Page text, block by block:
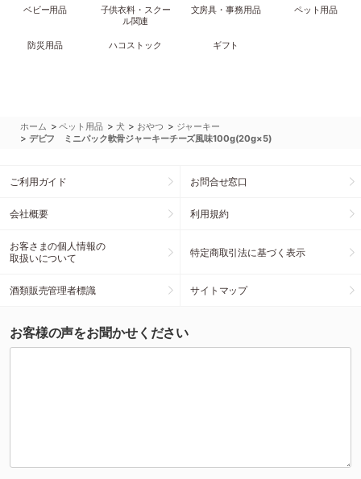
ベビー用品
子供衣料・スクー
ル関連
文房具・事務用品 ペット用品
防災用品 ハコストック ギフト
ホーム >ペット用品 > 犬 > おやつ > ジャーキー
> デビフ ミニパック軟骨ジャーキーチーズ風味100g(20g×5)
ご利用ガイド お問合せ窓口
会社概要 利用規約
お客さまの個人情報の
取扱いについて
特定商取引法に基づく表示
酒類販売管理者標識 サイトマップ
お客様の声をお聞かせください